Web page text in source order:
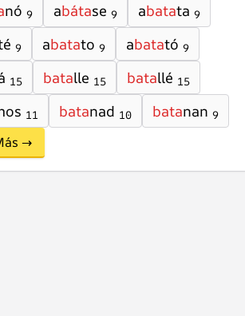
nó 9 abátase 9 abatata 9
9 abatato 9 abatató 9
15 batalle 15 batallé 15
11 batanad 10 batanan 9
→